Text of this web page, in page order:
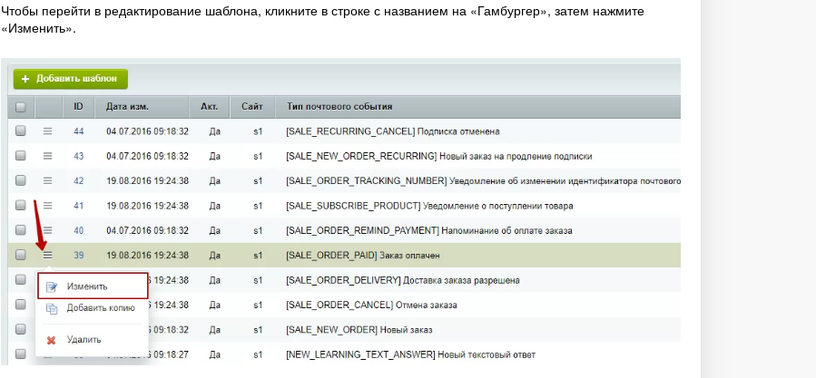
Чтобы перейти в редактирование шаблона, кликните в строке с названием на «Гамбургер», затем нажмите
«Изменить».